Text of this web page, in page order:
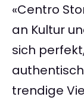
«Centro
an Kultur
sich
trendige